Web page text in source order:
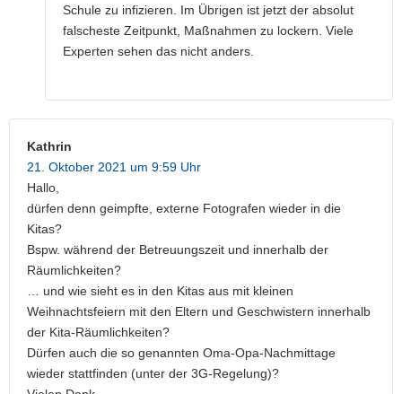
Schule zu infizieren. Im Übrigen ist jetzt der absolut
falscheste Zeitpunkt, Maßnahmen zu lockern. Viele
Experten sehen das nicht anders.
Kathrin
21. Oktober 2021 um 9:59 Uhr
Hallo,
dürfen denn geimpfte, externe Fotografen wieder in die
Kitas?
Bspw. während der Betreuungszeit und innerhalb der
Räumlichkeiten?
… und wie sieht es in den Kitas aus mit kleinen
Weihnachtsfeiern mit den Eltern und Geschwistern innerhalb
der Kita-Räumlichkeiten?
Dürfen auch die so genannten Oma-Opa-Nachmittage
wieder stattfinden (unter der 3G-Regelung)?